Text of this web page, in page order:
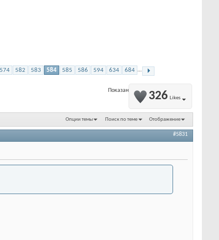
574 582 583 584 585 586 594 634 684 ...
Показано с 5,831 по 5,840 из 8318
326 Likes
Опции темы Поиск по теме Отображение
#5831